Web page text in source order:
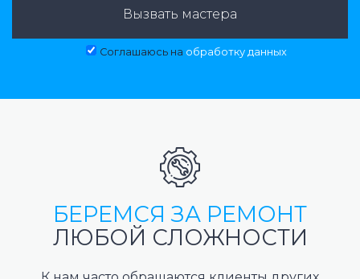
Вызвать мастера
Соглашаюсь на обработку данных
БЕРЕМСЯ ЗА РЕМОНТ
ЛЮБОЙ СЛОЖНОСТИ